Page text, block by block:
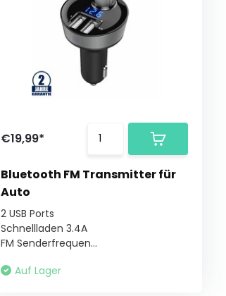
€19,99*
Bluetooth FM Transmitter für
Auto
2 USB Ports
Schnellladen 3.4A
FM Senderfrequen...
Auf Lager